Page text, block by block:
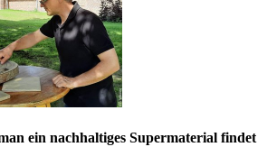
ein nachhaltiges Supermaterial findet